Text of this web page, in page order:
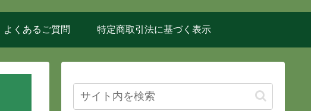
よくあるご質問 特定商取引法に基づく表示